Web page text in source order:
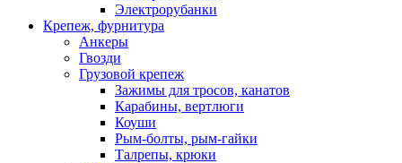
Электрорубанки
Крепеж, фурнитура
Анкеры
Гвозди
Грузовой крепеж
Зажимы для тросов, канатов
Карабины, вертлюги
Коуши
Рым-болты, рым-гайки
Талрепы, крюки